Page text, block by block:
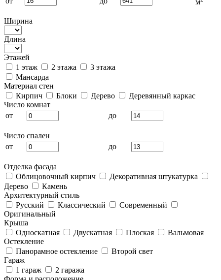
м
Ширина
Длина
Этажей
1 этаж
2 этажа
3 этажа
Мансарда
Материал стен
Кирпич
Блоки Дерево
Деревянный каркас
Число комнат
от
до
Число спален
от
до
Отделка фасада
Облицовочный кирпич
Декоративная штукатурка
Дерево
Камень
Архитектурный стиль
Русский
Классический
Современный
Оригинальный
Крыша
Односкатная
Двускатная Плоская
Вальмовая
Остекление
Панорамное остекление
Второй свет
Гараж
1 гараж
2 гаража